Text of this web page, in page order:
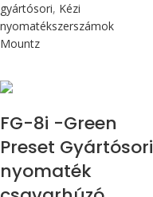
gyártósori, Kézi
nyomatékszerszámok
Mountz
FG-8i -Green
Preset Gyártósori
nyomaték